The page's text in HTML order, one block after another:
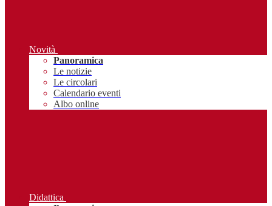
Novità
Panoramica
Le notizie
Le circolari
Calendario eventi
Albo online
Didattica